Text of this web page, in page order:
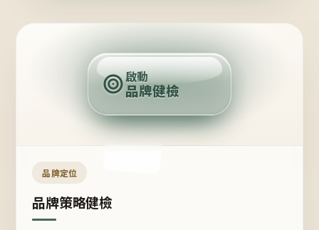
定
位
點
啟動
品牌健檢
品牌定位
品牌策略健檢